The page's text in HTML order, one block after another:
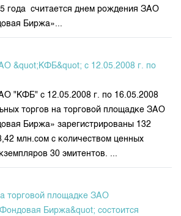
года считается днем рождения ЗАО
Биржа»...
&quot;КФБ&quot; с 12.05.2008 г. по
"КФБ" с 12.05.2008 г. по 16.05.2008
торгов на торговой площадке ЗАО
Биржа» зарегистрированы 132
млн.сом с количеством ценных
30 эмитентов. ...
торговой площадке ЗАО
Биржа&quot; состоится